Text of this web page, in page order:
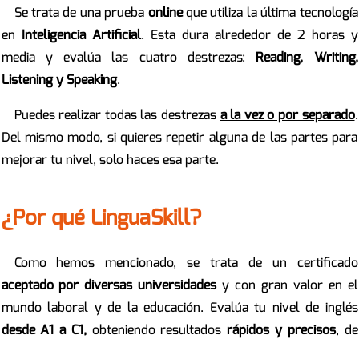
Se trata de una prueba onlineque utiliza la última tecnología
en Inteligencia Artificial. Esta dura alrededor de 2 horas y
media y evalúa las cuatro destrezas: Reading, Writing,
Listening y Speaking.
Puedes realizar todas las destrezas a la vez o por separado.
Del mismo modo, si quieres repetir alguna de las partes para
mejorar tu nivel, solo haces esa parte.
¿Por qué LinguaSkill?
Como hemos mencionado, se trata de un certificado
aceptado por diversas universidadesy con gran valor en el
mundo laboral y de la educación. Evalúa tu nivel de inglés
desde A1 a C1,obteniendo resultadosrápidos y precisos, de